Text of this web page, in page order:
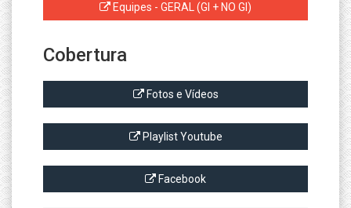
Equipes - GERAL (GI + NO GI)
Cobertura
Fotos e Vídeos
Playlist Youtube
Facebook